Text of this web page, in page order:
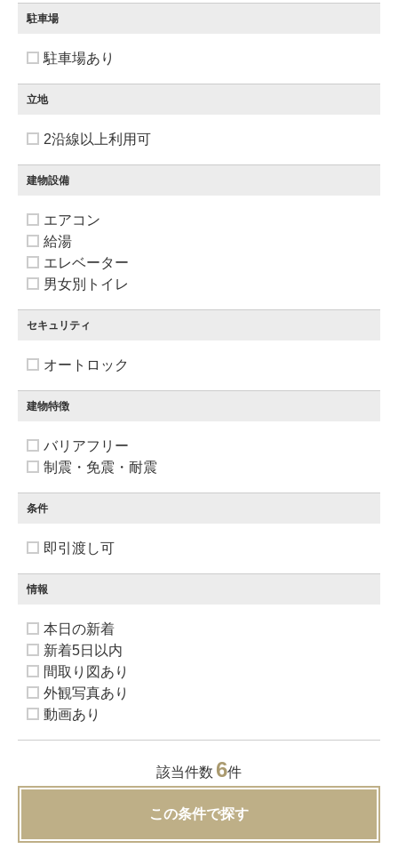
駐車場
駐車場あり
立地
2沿線以上利用可
建物設備
エアコン
給湯
エレベーター
男女別トイレ
セキュリティ
オートロック
建物特徴
バリアフリー
制震・免震・耐震
条件
即引渡し可
情報
本日の新着
新着5日以内
間取り図あり
外観写真あり
動画あり
該当件数 6件
この条件で探す